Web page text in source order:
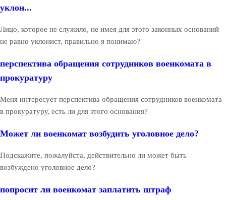
уклон...
Лицо, которое не служило, не имея для этого законных оснований
не равно уклонист, правильно я понимаю?
перспектива обращения сотрудников военкомата в
прокуратуру
Меня интересует перспектива обращения сотрудников военкомата
в прокуратуру, есть ли для этого основания?
Может ли военкомат возбудить уголовное дело?
Подскажите, пожалуйста, действительно ли может быть
возбуждено уголовное дело?
попросит ли военкомат заплатить штраф